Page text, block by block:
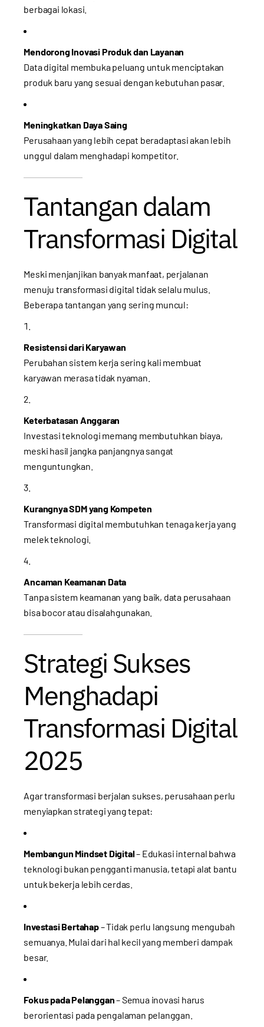
berbagai lokasi.
Mendorong Inovasi Produk dan Layanan
Data digital membuka peluang untuk menciptakan
produk baru yang sesuai dengan kebutuhan pasar.
Meningkatkan Daya Saing
Perusahaan yang lebih cepat beradaptasi akan lebih
unggul dalam menghadapi kompetitor.
Tantangan dalam
Transformasi Digital
Meski menjanjikan banyak manfaat, perjalanan
menuju transformasi digital tidak selalu mulus.
Beberapa tantangan yang sering muncul:
Resistensi dari Karyawan
Perubahan sistem kerja sering kali membuat
karyawan merasa tidak nyaman.
Keterbatasan Anggaran
Investasi teknologi memang membutuhkan biaya,
meski hasil jangka panjangnya sangat
menguntungkan.
Kurangnya SDM yang Kompeten
Transformasi digital membutuhkan tenaga kerja yang
melek teknologi.
Ancaman Keamanan Data
Tanpa sistem keamanan yang baik, data perusahaan
bisa bocor atau disalahgunakan.
Strategi Sukses
Menghadapi
Transformasi Digital
2025
Agar transformasi berjalan sukses, perusahaan perlu
menyiapkan strategi yang tepat:
Membangun Mindset Digital– Edukasi internal bahwa
teknologi bukan pengganti manusia, tetapi alat bantu
untuk bekerja lebih cerdas.
Investasi Bertahap– Tidak perlu langsung mengubah
semuanya. Mulai dari hal kecil yang memberi dampak
besar.
Fokus pada Pelanggan– Semua inovasi harus
berorientasi pada pengalaman pelanggan.